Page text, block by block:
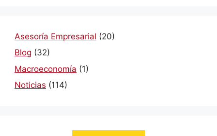
Asesoría Empresarial (20)
Blog (32)
Macroeconomía (1)
Noticias (114)